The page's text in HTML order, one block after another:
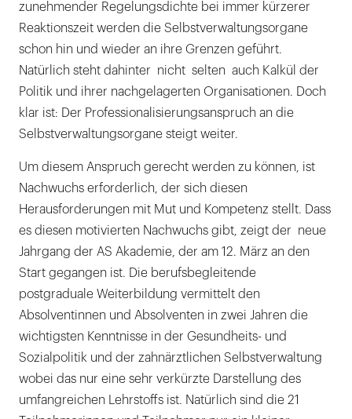
zunehmender Regelungsdichte bei immer kürzerer
Reaktionszeit werden die Selbstverwaltungsorgane
schon hin und wieder an ihre Grenzen geführt.
Natürlich steht dahinter nicht selten auch Kalkül der
Politik und ihrer nachgelagerten Organisationen. Doch
klar ist: Der Professionalisierungsanspruch an die
Selbstverwaltungsorgane steigt weiter.
Um diesem Anspruch gerecht werden zu können, ist
Nachwuchs erforderlich, der sich diesen
Herausforderungen mit Mut und Kompetenz stellt. Dass
es diesen motivierten Nachwuchs gibt, zeigt der neue
Jahrgang der AS Akademie, der am 12. März an den
Start gegangen ist. Die berufsbegleitende
postgraduale Weiterbildung vermittelt den
Absolventinnen und Absolventen in zwei Jahren die
wichtigsten Kenntnisse in der Gesundheits- und
Sozialpolitik und der zahnärztlichen Selbstverwaltung
wobei das nur eine sehr verkürzte Darstellung des
umfangreichen Lehrstoffs ist. Natürlich sind die 21